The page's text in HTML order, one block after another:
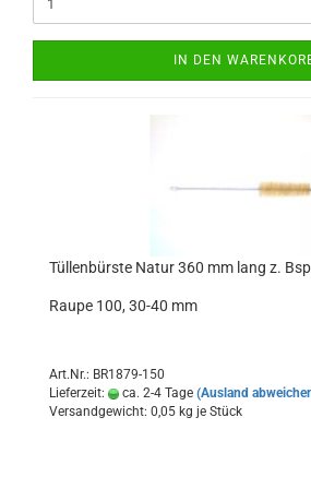
IN DEN
Tüllenbürste Natur 360 mm lang z.
Raupe 100, 30-40 mm
Art.Nr.: BR1879-150
Lieferzeit:
ca. 2-4 Tage (Ausland
Versandgewicht: 0,05 kg je Stück